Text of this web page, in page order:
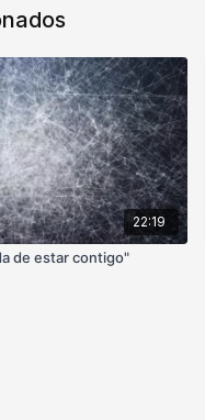
22:19
de estar contigo"